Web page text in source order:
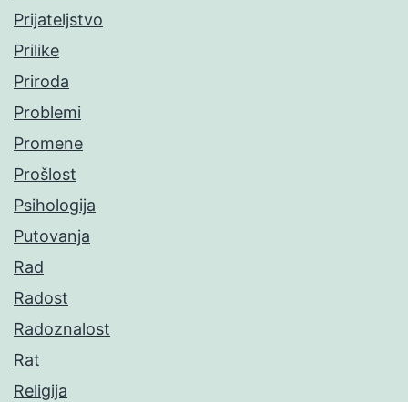
Prijateljstvo
Prilike
Priroda
Problemi
Promene
Prošlost
Psihologija
Putovanja
Rad
Radost
Radoznalost
Rat
Religija